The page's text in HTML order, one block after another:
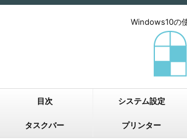
Windows10の
目次 システム設定
タスクバー プリンター